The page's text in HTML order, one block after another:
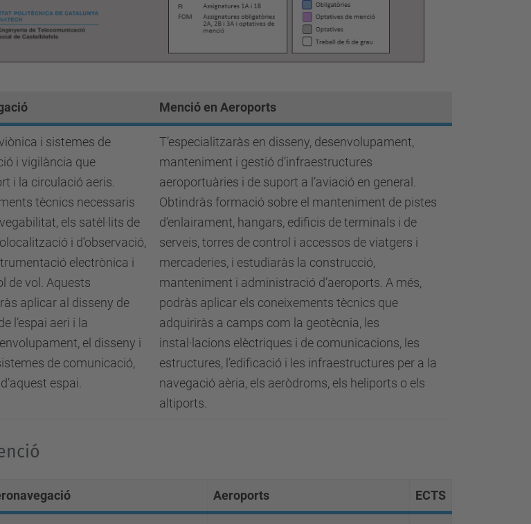
Menció en Aeroports
i sistemes de
i vigilància que
i la circulació aeris.
tècnics necessaris
els satèl·lits de
i d’observació,
electrònica i
de vol. Aquests
aplicar al disseny de
l’espai aeri i la
el disseny i
de comunicació,
espai.
T’especialitzaràs en disseny, desenvolupament,
manteniment i gestió d’infraestructures
aeroportuàries i de suport a l’aviació en general.
Obtindràs formació sobre el manteniment de pistes
d’enlairament, hangars, edificis de terminals i de
serveis, torres de control i accessos de viatgers i
mercaderies, i estudiaràs la construcció,
manteniment i administració d’aeroports. A més,
podràs aplicar els coneixements tècnics que
adquiriràs a camps com la geotècnia, les
instal·lacions elèctriques i de comunicacions, les
estructures, l’edificació i les infraestructures per a la
navegació aèria, els aeròdroms, els heliports o els
altiports.
Aeroports ECTS